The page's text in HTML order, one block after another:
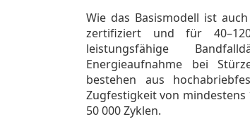
Wie das Basismodell ist
zertifiziert und für
leistungsfähige
Energieaufnahme bei
bestehen aus
Zugfestigkeit von
50 000 Zyklen.